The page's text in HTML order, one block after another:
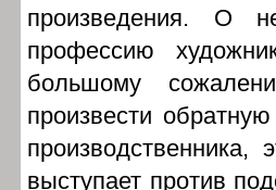
произведения. О
профессию
большому
произвести
производственника,
выступает против